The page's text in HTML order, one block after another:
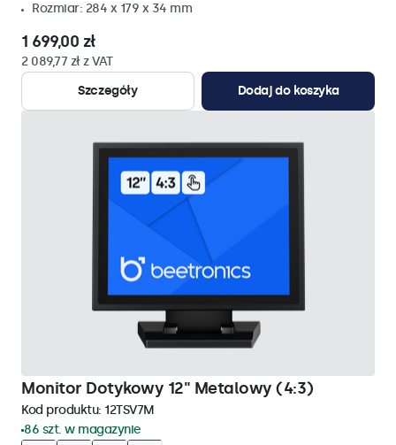
Rozmiar: 284 x 179 x 34 mm
1 699,00 zł
2 089,77 zł z VAT
Szczegóły
Dodaj do koszyka
Monitor Dotykowy 12" Metalowy (4:3)
Kod produktu: 12TSV7M
86 szt. w magazynie